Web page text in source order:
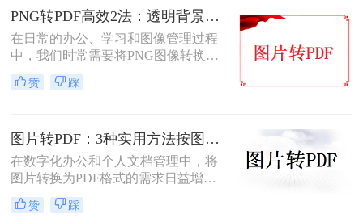
行，转完PDF却模糊了；十几页的扫
描件，一页一页转太磨人；还有些涉
及隐私的文件，不敢随便往在线工具
里传。
PNG转PDF高效2法：透明背景保留和文件压缩设置！
在日常的办公、学习和图像管理过程
中，我们时常需要将PNG图像转换为
PDF文件。PDF文件格式因其良好的
兼容性、稳定性和在不同设备上显示
片转PDF的方法。
赞 踩
图片转PDF：3种实用方法按图片格式（JPG/PNG/BMP）选！
在数字化办公和个人文档管理中，将
图片转换为PDF格式的需求日益增
长。PDF（Portable Document
Format）因其跨平台兼容性、不易变
赞 踩